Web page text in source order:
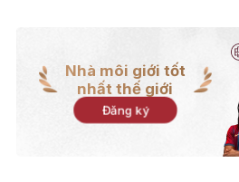
Nhà môi giới tốt
nhất thế giới
Đăng ký